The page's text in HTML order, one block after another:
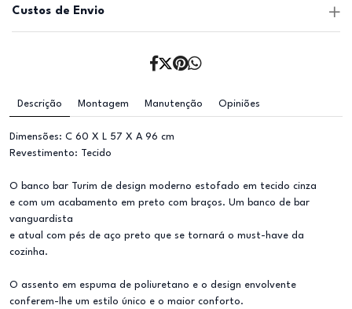
Custos de Envio
Descrição Montagem Manutenção Opiniões
Dimensões: C 60 X L 57 X A 96 cm
Revestimento: Tecido
O banco bar Turim de design moderno estofado em tecido cinza
e com um acabamento em preto com braços. Um banco de bar
vanguardista
e atual com pés de aço preto que se tornará o must-have da
cozinha.
O assento em espuma de poliuretano e o design envolvente
conferem-lhe um estilo único e o maior conforto.